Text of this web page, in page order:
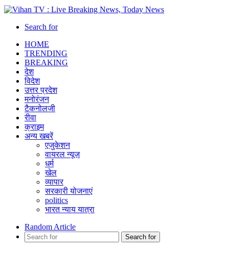
Search for
HOME
TRENDING
BREAKING
देश
विदेश
उत्तर प्रदेश
मनोरंजन
टैकनोलजी
रीवा
क्राइम
अन्य खबरें
एजुकेशन
वायरल न्यूज़
धर्म
खेल
व्यापार
सरकारी योजनाएं
politics
भारत न्याय यात्रा
Random Article
Search for